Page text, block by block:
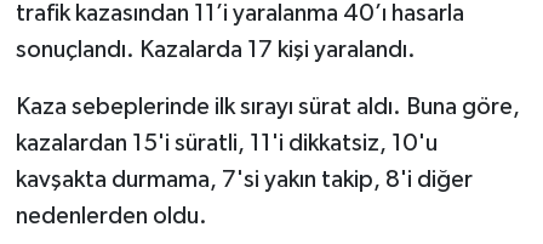
trafik kazasından 11’i yaralanma 40’ı hasarla
sonuçlandı. Kazalarda 17 kişi yaralandı.
Kaza sebeplerinde ilk sırayı sürat aldı. Buna göre,
kazalardan 15'i süratli, 11'i dikkatsiz, 10'u
kavşakta durmama, 7'si yakın takip, 8'i diğer
nedenlerden oldu.